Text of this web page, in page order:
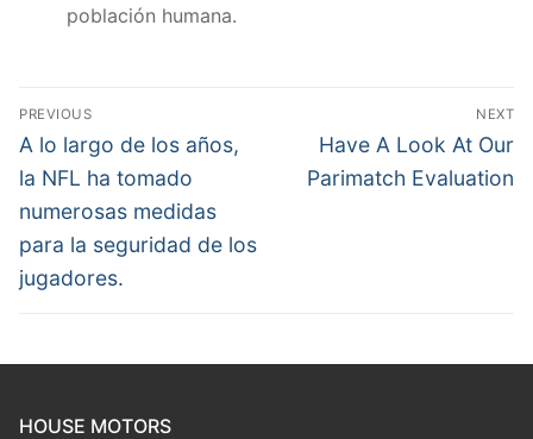
población humana.
Post
navigation
PREVIOUS
Previous
post:
A lo largo de los años,
la NFL ha tomado
numerosas medidas
para la seguridad de los
jugadores.
NEXT
Next
post:
Have A Look At Our
Parimatch Evaluation
HOUSE MOTORS